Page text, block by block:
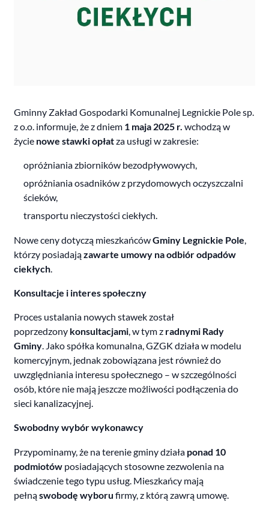
Gminny Zakład Gospodarki Komunalnej Legnickie Pole sp.
z o.o. informuje, że z dniem 1 maja 2025 r. wchodzą w
życie nowe stawki opłatza usługi w zakresie:
opróżniania zbiorników bezodpływowych,
opróżniania osadników z przydomowych oczyszczalni
ścieków,
transportu nieczystości ciekłych.
Nowe ceny dotyczą mieszkańcówGminy Legnickie Pole
którzy posiadajązawarte umowy na odbiór odpadów
ciekłych
Konsultacje i interes społeczny
Proces ustalania nowych stawek został
poprzedzony konsultacjami, w tym z radnymi Rady
Gminy. Jako spółka komunalna, GZGK działa w modelu
komercyjnym, jednak zobowiązana jest również do
uwzględniania interesu społecznego – w szczególności
osób, które nie mają jeszcze możliwości podłączenia do
sieci kanalizacyjnej.
Swobodny wybór wykonawcy
Przypominamy, że na terenie gminy działa ponad 10
podmiotów posiadających stosowne zezwolenia na
świadczenie tego typu usług. Mieszkańcy mają
pełnąswobodę wyboru firmy, z którą zawrą umowę.